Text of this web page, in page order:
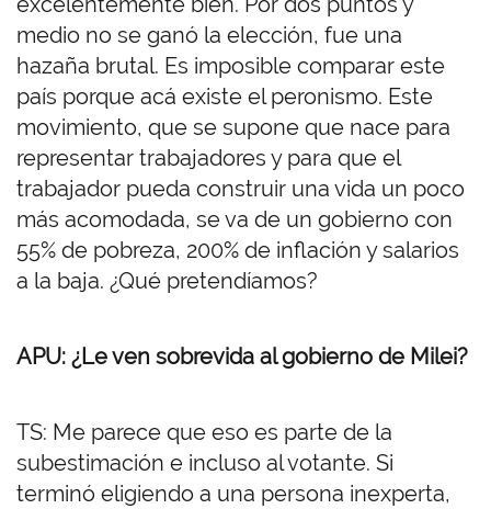
medio no se ganó la elección, fue una
hazaña brutal. Es imposible comparar este
país porque acá existe el peronismo. Este
movimiento, que se supone que nace para
representar trabajadores y para que el
trabajador pueda construir una vida un poco
más acomodada, se va de un gobierno con
55% de pobreza, 200% de inflación y salarios
a la baja. ¿Qué pretendíamos?
APU: ¿Le ven sobrevida al gobierno de Milei?
TS: Me parece que eso es parte de la
subestimación e incluso al votante. Si
terminó eligiendo a una persona inexperta,